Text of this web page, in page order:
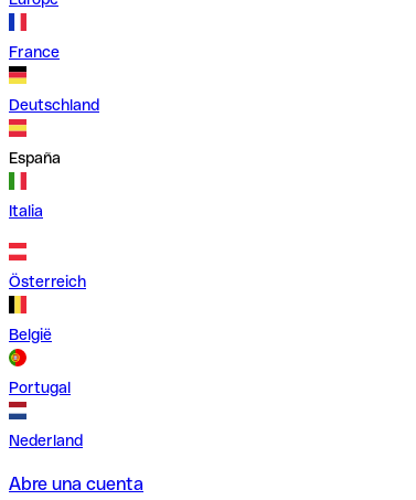
France
Deutschland
España
Italia
Österreich
België
Portugal
Nederland
Abre una cuenta